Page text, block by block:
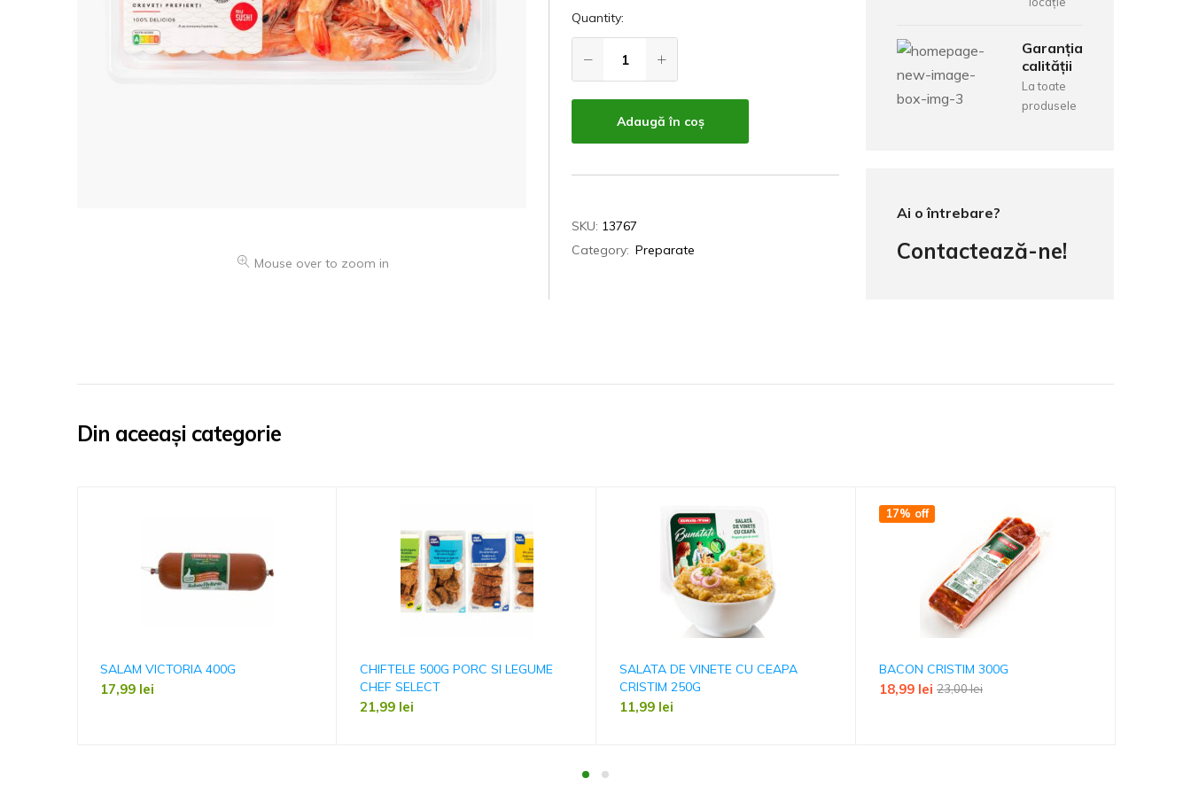
Mouse over to zoom in
Quantity:
Adaugă în coș
SKU: 13767
Category: Preparate
Garanția
calității
La toate
produsele
Ai o întrebare?
Contactează-ne!
Din aceeași categorie
SALAM VICTORIA 400G
17,99 lei
CHIFTELE 500G PORC SI LEGUME
CHEF SELECT
21,99 lei
SALATA DE VINETE CU CEAPA
CRISTIM 250G
11,99 lei
17% off
BACON CRISTIM 300G
23,00lei
18,99 lei